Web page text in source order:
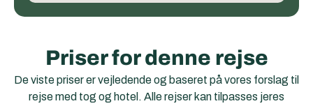
Priser for denne rejse
De viste priser er vejledende og baseret på vores forslag til
rejse med tog og hotel. Alle rejser kan tilpasses jeres